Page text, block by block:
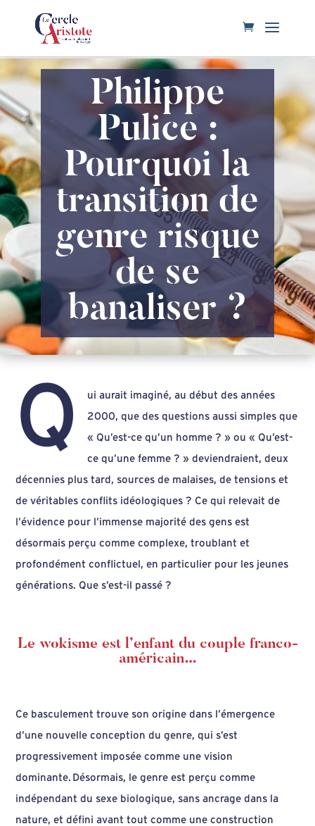
Philippe
Pulice :
Pourquoi la
transition de
genre risque
de se
banaliser ?
Q
ui aurait imaginé, au début des années
2000, que des questions aussi simples que
« Qu’est-ce qu’un homme ? » ou « Qu’est-
ce qu’une femme ? » deviendraient, deux
décennies plus tard, sources de malaises, de tensions et
de véritables conflits idéologiques ? Ce qui relevait de
l’évidence pour l’immense majorité des gens est
désormais perçu comme complexe, troublant et
profondément conflictuel, en particulier pour les jeunes
générations. Que s’est-il passé ?
Le wokisme est l’enfant du couple franco-
américain…
Ce basculement trouve son origine dans l’émergence
d’une nouvelle conception du genre, qui s’est
progressivement imposée comme une vision
dominante. Désormais, le genre est perçu comme
indépendant du sexe biologique, sans ancrage dans la
nature, et défini avant tout comme une construction